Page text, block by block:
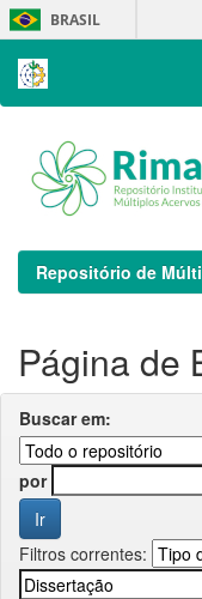
Skip
navigation
BRASIL
Repositório de
Página de
Buscar em:
por
Filtros correntes: